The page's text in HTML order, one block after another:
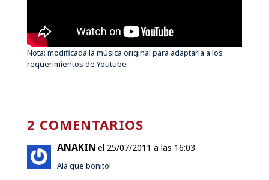
Nota: modificada la música original para adaptarla a los
requerimientos de Youtube
2 COMENTARIOS
ANAKIN el 25/07/2011 a las 16:03
Ala que bonito!